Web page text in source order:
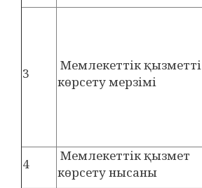
3
Мемлекеттік қызметті
көрсету мерзімі
4
Мемлекеттік қызмет
көрсету нысаны